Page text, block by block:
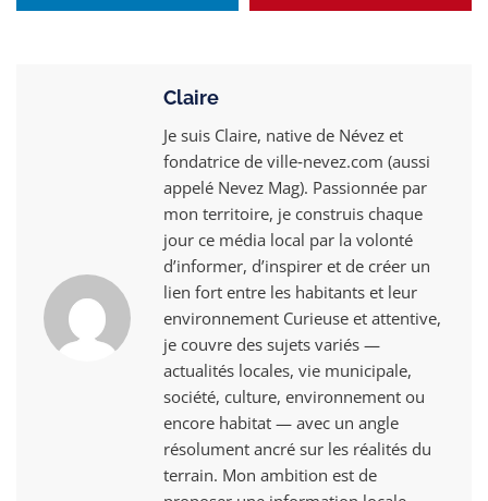
Claire
Je suis Claire, native de Névez et
fondatrice de ville‑nevez.com (aussi
appelé Nevez Mag). Passionnée par
mon territoire, je construis chaque
jour ce média local par la volonté
d’informer, d’inspirer et de créer un
lien fort entre les habitants et leur
environnement Curieuse et attentive,
je couvre des sujets variés —
actualités locales, vie municipale,
société, culture, environnement ou
encore habitat — avec un angle
résolument ancré sur les réalités du
terrain. Mon ambition est de